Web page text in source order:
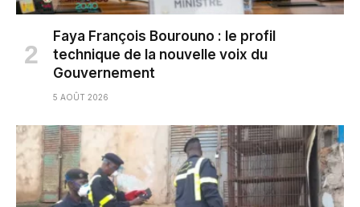
Faya François Bourouno : le profil
technique de la nouvelle voix du
Gouvernement
5 AOÛT 2026